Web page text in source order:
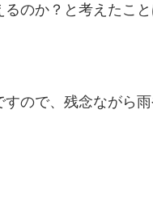
のか？と考えたこ
すので、残念ながら